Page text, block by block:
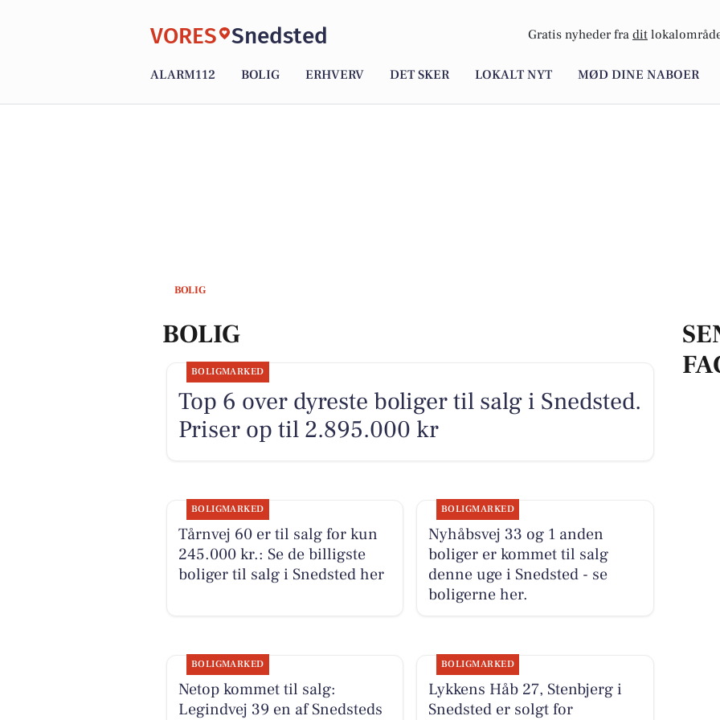
VORES Snedsted Gratis nyheder fra dit
ALARM112 BOLIG ERHVERV DET SKER LOKALT NYT MØD DINE NABOER
BOLIG
BOLIG
BOLIGMARKED
Top 6 over dyreste boliger til salg i Snedsted.
Priser op til 2.895.000 kr
BOLIGMARKED
Tårnvej 60 er til salg for kun
245.000 kr.: Se de billigste
boliger til salg i Snedsted her
BOLIGMARKED
Nyhåbsvej 33 og 1 anden
boliger er kommet til salg
denne uge i Snedsted - se
boligerne her.
BOLIGMARKED
Netop kommet til salg:
Legindvej 39 en af Snedsteds
BOLIGMARKED
Lykkens Håb 27, Stenbjerg i
Snedsted er solgt for